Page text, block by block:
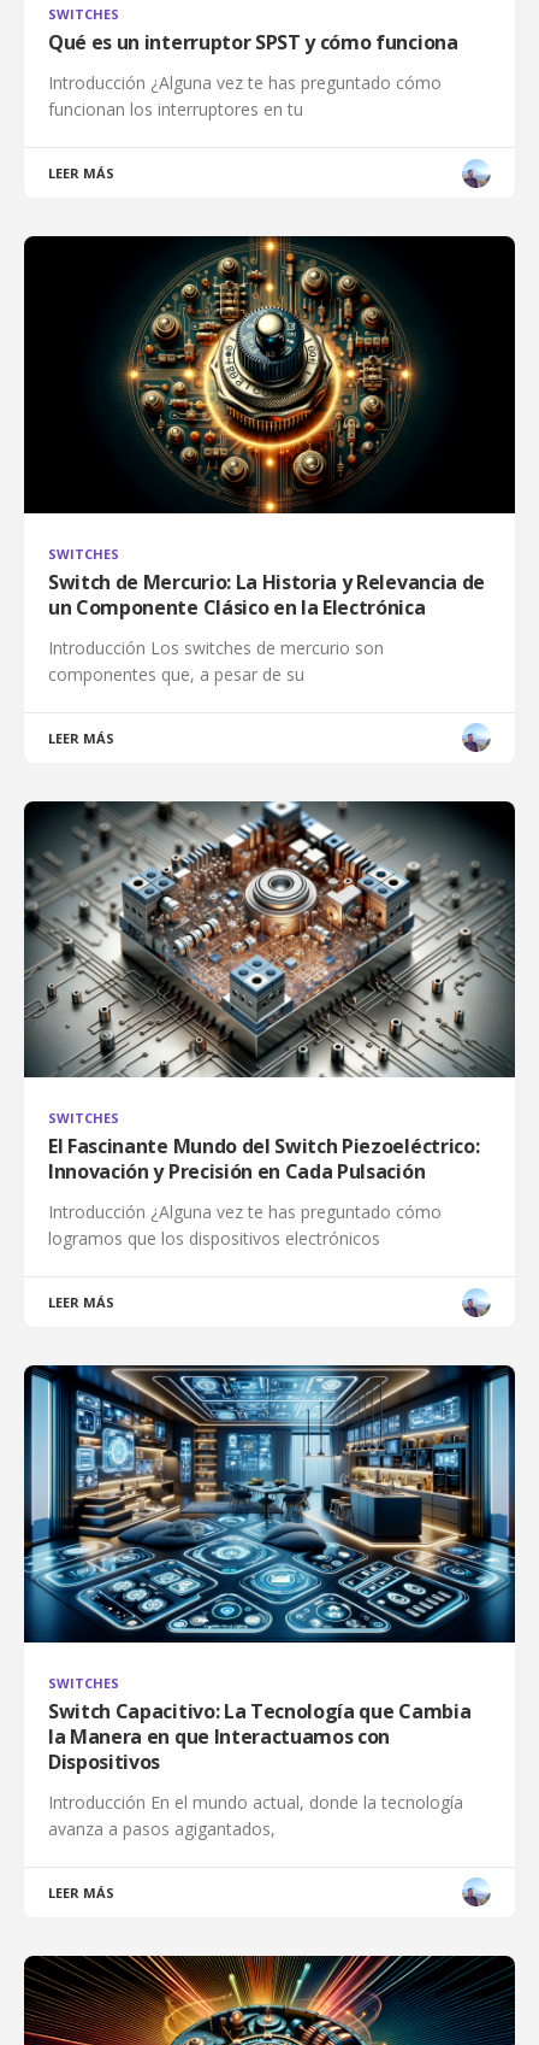
SWITCHES
Qué es un interruptor SPST y cómo funciona
Introducción ¿Alguna vez te has preguntado cómo
funcionan los interruptores en tu
LEER MÁS
SWITCHES
Switch de Mercurio: La Historia y Relevancia de
un Componente Clásico en la Electrónica
Introducción Los switches de mercurio son
componentes que, a pesar de su
LEER MÁS
SWITCHES
El Fascinante Mundo del Switch Piezoeléctrico:
Innovación y Precisión en Cada Pulsación
Introducción ¿Alguna vez te has preguntado cómo
logramos que los dispositivos electrónicos
LEER MÁS
SWITCHES
Switch Capacitivo: La Tecnología que Cambia
la Manera en que Interactuamos con
Dispositivos
Introducción En el mundo actual, donde la tecnología
avanza a pasos agigantados,
LEER MÁS